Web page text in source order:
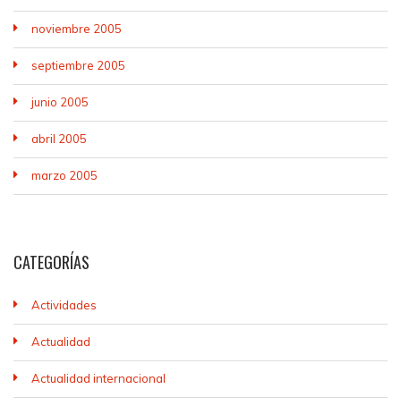
noviembre 2005
septiembre 2005
junio 2005
abril 2005
marzo 2005
CATEGORÍAS
Actividades
Actualidad
Actualidad internacional